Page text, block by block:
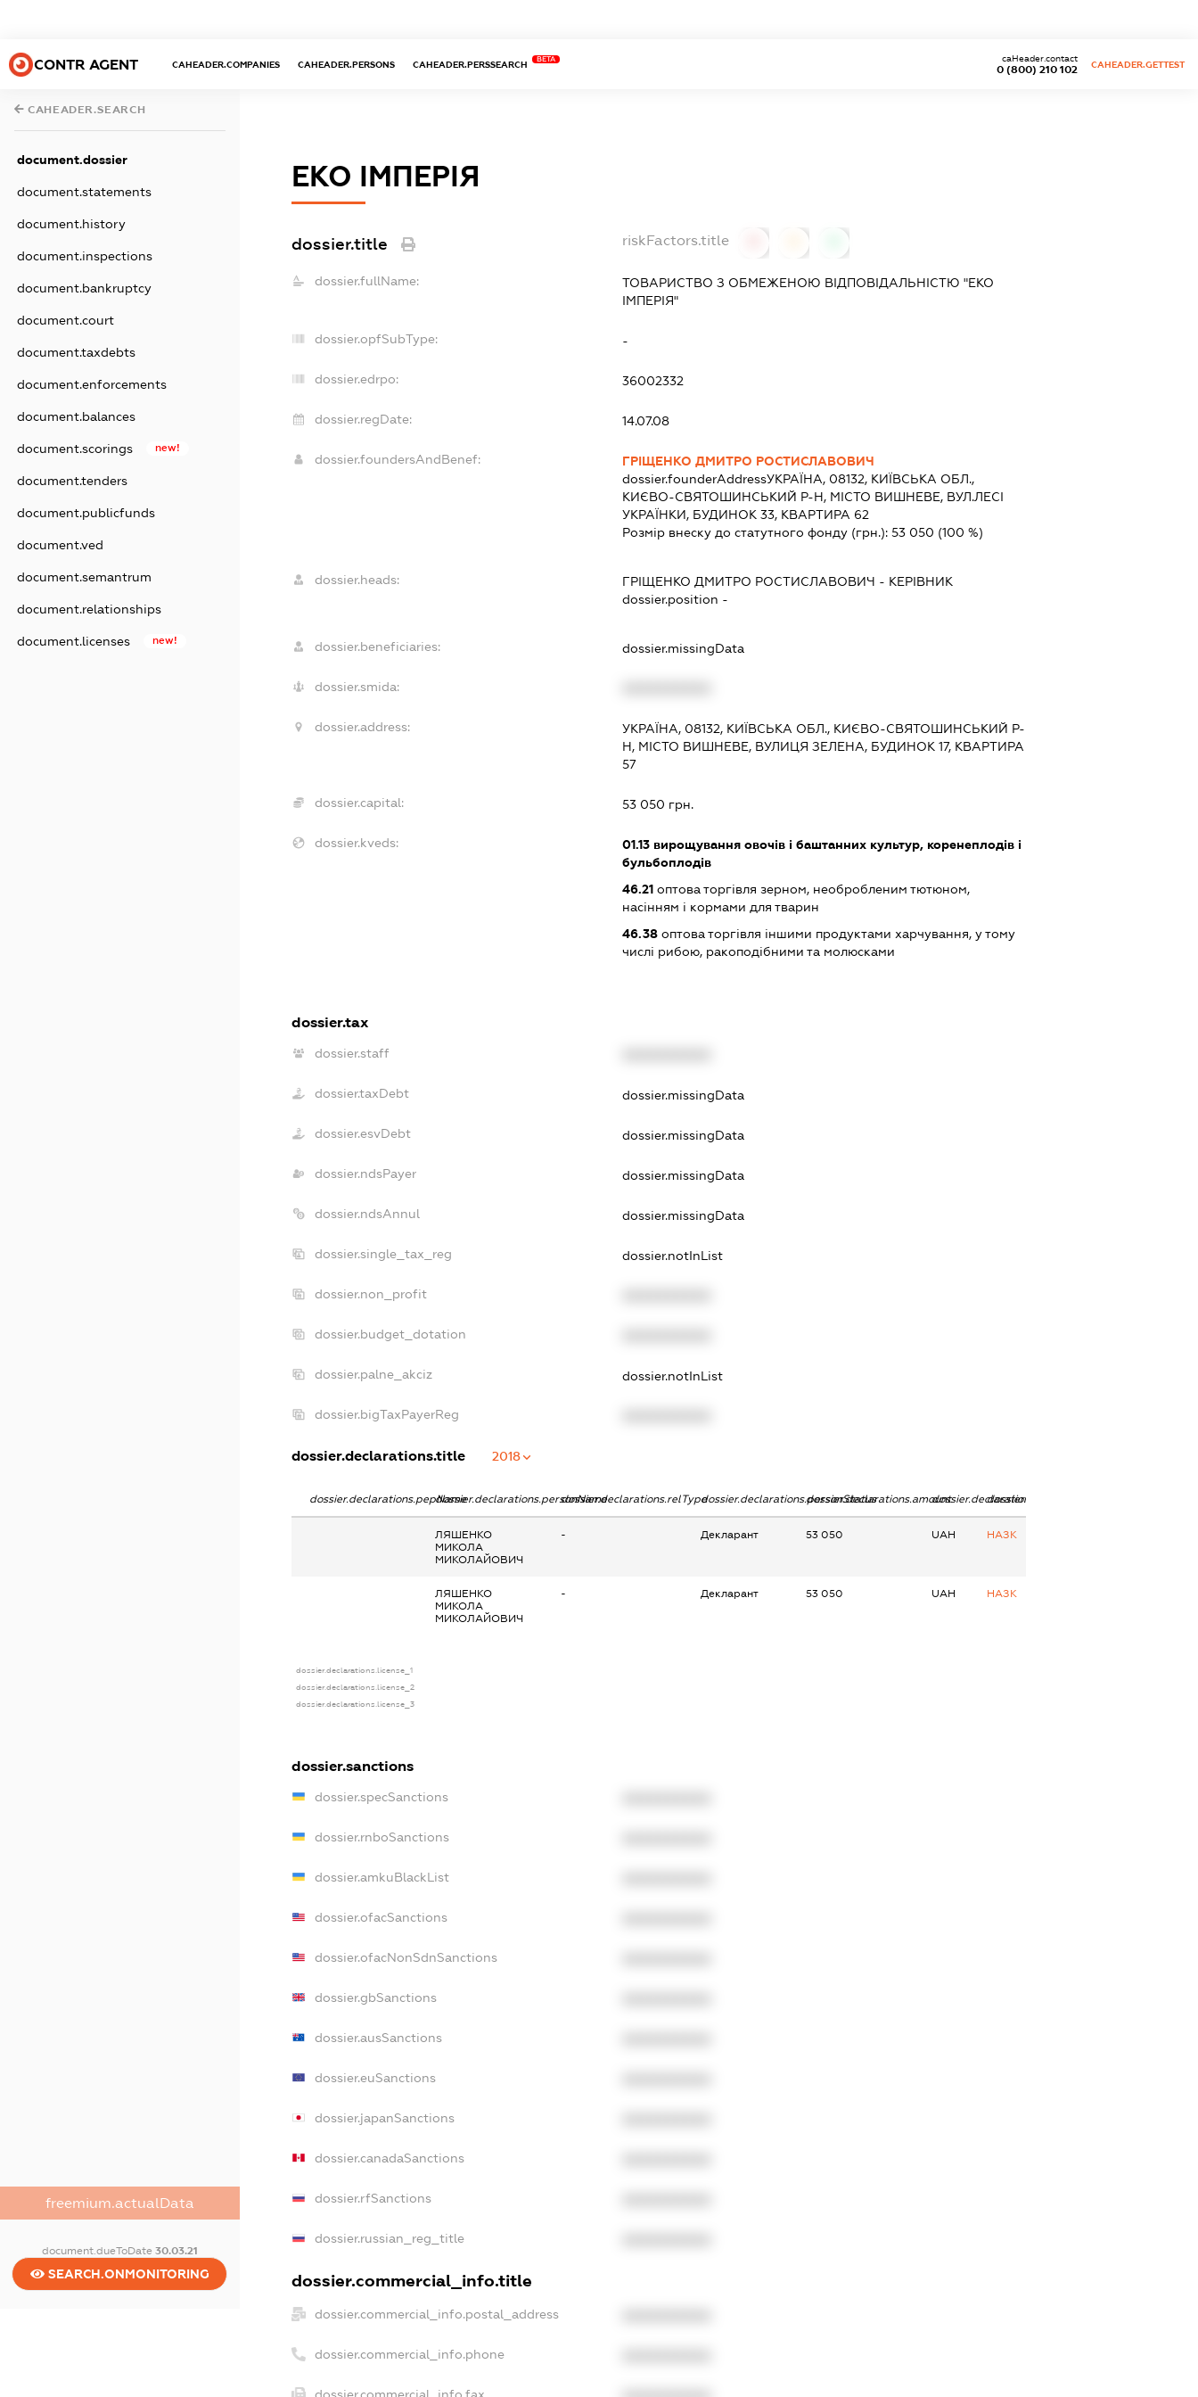
CONTR AGENT CAHEADER.COMPANIES CAHEADER.PERSONS CAHEADER.PERSSEARCH
BETA
0 (800) 210 102
caHeader.contact
CAHEADER.GETTEST
CAHEADER.SEARCH
document.dossier
document.statements
document.history
document.inspections
document.bankruptcy
document.court
document.taxdebts
document.enforcements
document.balances
document.scorings new!
document.tenders
document.publicfunds
document.ved
document.semantrum
document.relationships
document.licenses new!
freemium.actualData
document.dueToDate 30.03.21
SEARCH.ONMONITORING
ЕКО ІМПЕРІЯ
dossier.title riskFactors.title
dossier.fullName:
ТОВАРИСТВО З ОБМЕЖЕНОЮ ВІДПОВІДАЛЬНІСТЮ "ЕКО
ІМПЕРІЯ"
dossier.opfSubType: -
dossier.edrpo: 36002332
dossier.regDate: 14.07.08
dossier.foundersAndBenef:
ГРІЩЕНКО ДМИТРО РОСТИСЛАВОВИЧ
dossier.founderAddressУКРАЇНА, 08132, КИЇВСЬКА ОБЛ.,
КИЄВО-СВЯТОШИНСЬКИЙ Р-Н, МІСТО ВИШНЕВЕ, ВУЛ.ЛЕСІ
УКРАЇНКИ, БУДИНОК 33, КВАРТИРА 62
Розмір внеску до статутного фонду (грн.):53 050 (100 %)
dossier.heads: ГРІЩЕНКО ДМИТРО РОСТИСЛАВОВИЧ - КЕРІВНИК
dossier.position -
dossier.beneficiaries: dossier.missingData
dossier.smida:
dossier.address:
УКРАЇНА, 08132, КИЇВСЬКА ОБЛ., КИЄВО-СВЯТОШИНСЬКИЙ Р-
Н, МІСТО ВИШНЕВЕ, ВУЛИЦЯ ЗЕЛЕНА, БУДИНОК 17, КВАРТИРА
57
dossier.capital: 53 050 грн.
dossier.kveds: 01.13 вирощування овочів і баштанних культур, коренеплодів і
бульбоплодів
46.21 оптова торгівля зерном, необробленим тютюном,
насінням і кормами для тварин
46.38 оптова торгівля іншими продуктами харчування, у тому
числі рибою, ракоподібними та молюсками
dossier.tax
dossier.staff
dossier.taxDebt dossier.missingData
dossier.esvDebt dossier.missingData
dossier.ndsPayer dossier.missingData
dossier.ndsAnnul dossier.missingData
dossier.single_tax_reg dossier.notInList
dossier.non_profit
dossier.budget_dotation
dossier.palne_akciz dossier.notInList
dossier.bigTaxPayerReg
dossier.declarations.title 2018
dossier.declarations.pepNamedossier.declarations.personNamedossier.declarations.relTypedossier.declarations.personStatusdossier.declarations.amountdossier.declarations.currency
dossier.declarations.source
ЛЯШЕНКО
МИКОЛА
МИКОЛАЙОВИЧ
- Декларант 53 050 UAH НАЗК
ЛЯШЕНКО
МИКОЛА
МИКОЛАЙОВИЧ
- Декларант 53 050 UAH НАЗК
dossier.declarations.license_1
dossier.declarations.license_2
dossier.declarations.license_3
dossier.sanctions
dossier.specSanctions
dossier.rnboSanctions
dossier.amkuBlackList
dossier.ofacSanctions
dossier.ofacNonSdnSanctions
dossier.gbSanctions
dossier.ausSanctions
dossier.euSanctions
dossier.japanSanctions
dossier.canadaSanctions
dossier.rfSanctions
dossier.russian_reg_title
dossier.commercial_info.title
dossier.commercial_info.postal_address
dossier.commercial_info.phone